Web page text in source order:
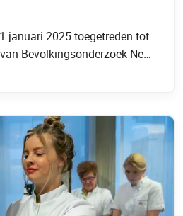
januari 2025 toegetreden tot
Bevolkingsonderzoek Ne…